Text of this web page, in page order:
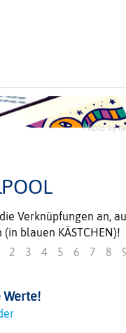
Photo by
Verknüpfungen an,
blauen KÄSTCHEN)!
2 3 4 5 6 7 8
Werte!